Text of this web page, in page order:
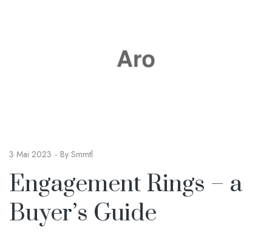
3 Mai 2023 By Smmtl
Engagement Rings – a
Buyer’s Guide